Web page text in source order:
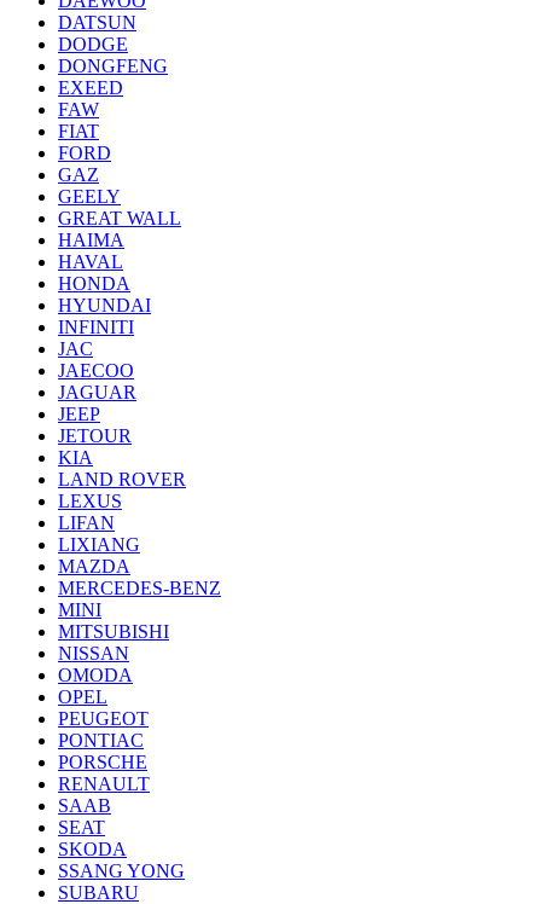
DATSUN
DODGE
DONGFENG
EXEED
FAW
FIAT
FORD
GAZ
GEELY
GREAT WALL
HAIMA
HAVAL
HONDA
HYUNDAI
INFINITI
JAC
JAECOO
JAGUAR
JEEP
JETOUR
KIA
LAND ROVER
LEXUS
LIFAN
LIXIANG
MAZDA
MERCEDES-BENZ
MINI
MITSUBISHI
NISSAN
OMODA
OPEL
PEUGEOT
PONTIAC
PORSCHE
RENAULT
SAAB
SEAT
SKODA
SSANG YONG
SUBARU